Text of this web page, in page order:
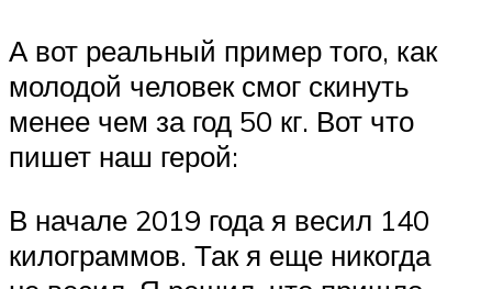
А вот реальный пример того, как
молодой человек смог скинуть
менее чем за год 50 кг. Вот что
пишет наш герой:
В начале 2019 года я весил 140
килограммов. Так я еще никогда